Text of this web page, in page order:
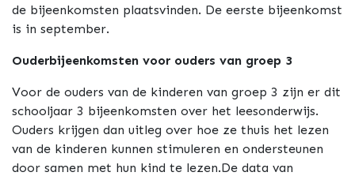
de bijeenkomsten plaatsvinden. De eerste bijeenkomst
is in september.
Ouderbijeenkomsten voor ouders van groep 3
Voor de ouders van de kinderen van groep 3 zijn er dit
schooljaar 3 bijeenkomsten over het leesonderwijs.
Ouders krijgen dan uitleg over hoe ze thuis het lezen
van de kinderen kunnen stimuleren en ondersteunen
door samen met hun kind te lezen.De data van